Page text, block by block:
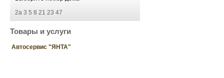
2а 3 5 8 21 23 47
Товары и услуги
Автосервис "ЯНТА"